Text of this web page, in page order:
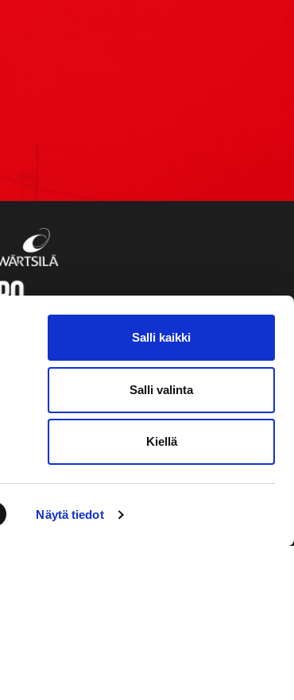
Näytä tiedot
Salli kaikki
Salli valinta
Kiellä
VAASAN SPORT UUTISKIRJE